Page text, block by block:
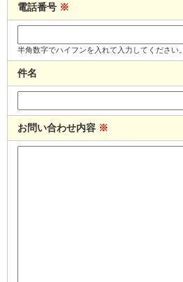
電話番号 ※
半角数字でハイフンを入れて入力してください。
件名
お問い合わせ内容 ※